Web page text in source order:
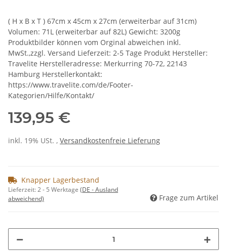
( H x B x T ) 67cm x 45cm x 27cm (erweiterbar auf 31cm)
Volumen: 71L (erweiterbar auf 82L) Gewicht: 3200g
Produktbilder können vom Orginal abweichen inkl.
MwSt.,zzgl. Versand Lieferzeit: 2-5 Tage Produkt Hersteller:
Travelite Herstelleradresse: Merkurring 70-72, 22143
Hamburg Herstellerkontakt:
https://www.travelite.com/de/Footer-
Kategorien/Hilfe/Kontakt/
139,95 €
inkl. 19% USt. , Versandkostenfreie Lieferung
Knapper Lagerbestand
Lieferzeit:2 - 5 Werktage (DE - Ausland
abweichend)
Frage zum Artikel